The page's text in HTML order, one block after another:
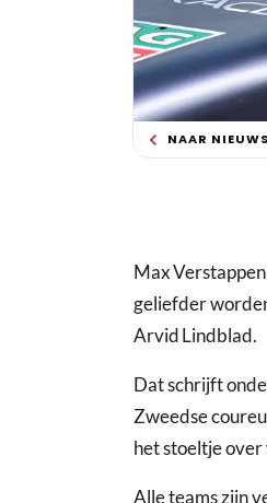
NAAR
Max
geliefder
Arvid Lindblad.
Dat schrijft
Zweedse
het stoeltje over
Alle teams zijn